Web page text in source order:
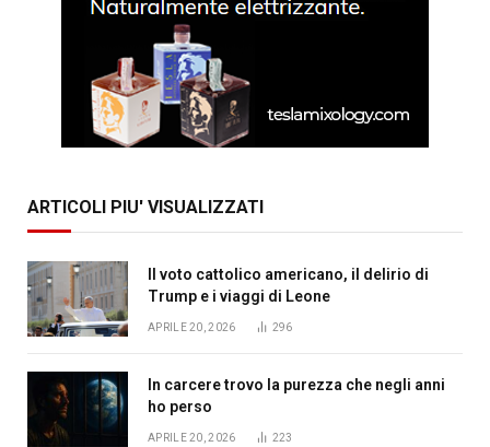
ARTICOLI PIU' VISUALIZZATI
Il voto cattolico americano, il delirio di
Trump e i viaggi di Leone
APRILE 20, 2026 296
In carcere trovo la purezza che negli anni
ho perso
APRILE 20, 2026 223